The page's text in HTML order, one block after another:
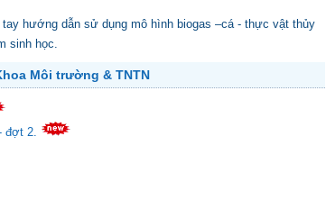
hướng dẫn sử dụng mô hình biogas –cá - thực vật thủy
sinh học.
Môi trường & TNTN
đợt 2.